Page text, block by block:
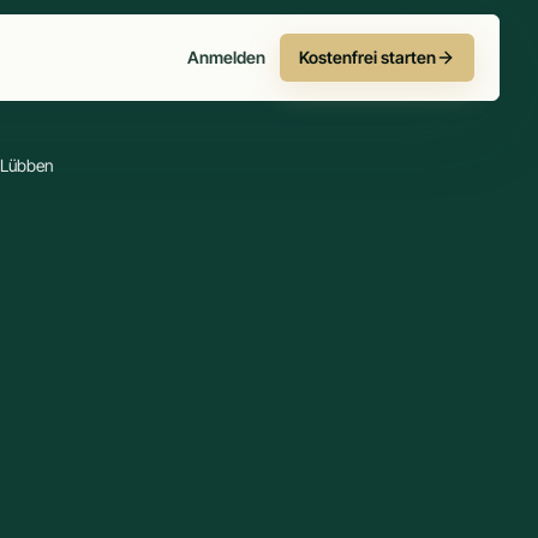
Anmelden Kostenfrei starten